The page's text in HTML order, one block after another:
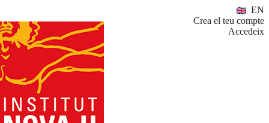
EN
Crea el teu compte
Accedeix